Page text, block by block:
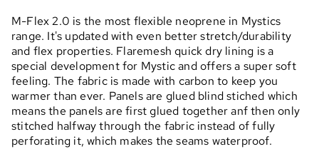
M-Flex 2.0 is the most flexible neoprene in Mystics
range. It's updated with even better stretch/durability
and flex properties. Flaremesh quick dry lining is a
special development for Mystic and offers a super soft
feeling. The fabric is made with carbon to keep you
warmer than ever. Panels are glued blind stiched which
means the panels are first glued together anf then only
stitched halfway through the fabric instead of fully
perforating it, which makes the seams waterproof.